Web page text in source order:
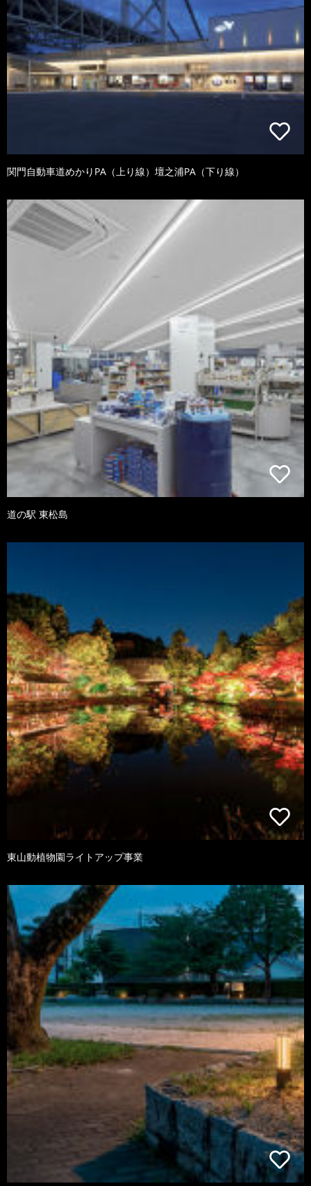
関門自動車道めかりPA（上り線）壇之浦PA（下り線）
道の駅 東松島
東山動植物園ライトアップ事業